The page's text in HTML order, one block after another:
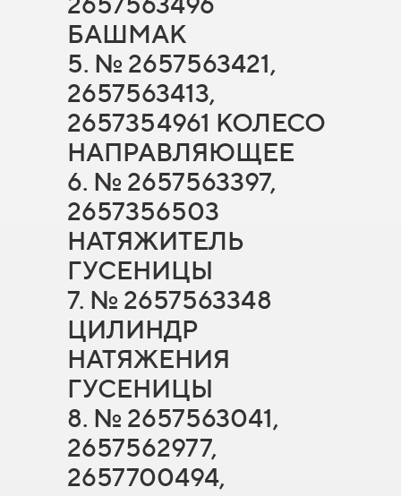
БАШМАК
5. № 2657563421,
2657563413,
2657354961 КОЛЕСО
НАПРАВЛЯЮЩЕЕ
6. № 2657563397,
2657356503
НАТЯЖИТЕЛЬ
ГУСЕНИЦЫ
7. № 2657563348
ЦИЛИНДР
НАТЯЖЕНИЯ
ГУСЕНИЦЫ
8. № 2657563041,
2657562977,
2657700494,